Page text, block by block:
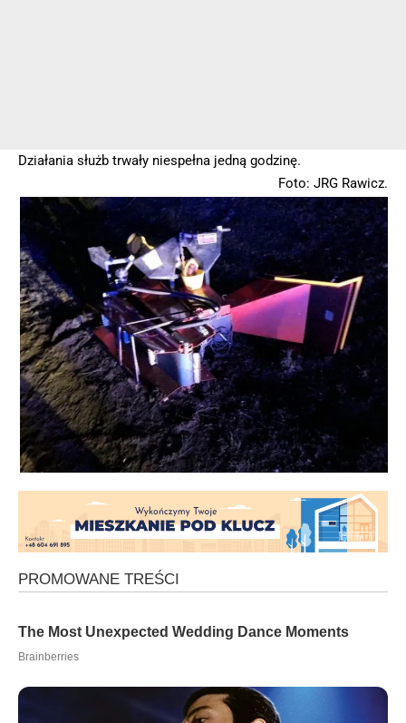
Działania służb trwały niespełna jedną godzinę.
Foto: JRG Rawicz.